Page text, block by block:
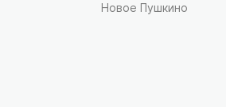
Новое Пушкино